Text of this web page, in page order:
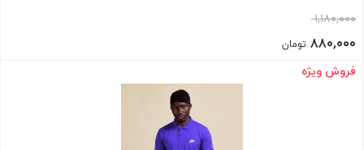
۱,۱۸۰,۰۰۰قیمت
اصلی:۸۸۰,۰۰۰ تومان
قیمت
بستن
فروش ویژه